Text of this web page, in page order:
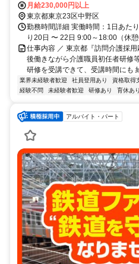
月給230,000円以上
東京都東京23区中野区
勤務時間詳細 実働時間：1日あた
り20日 〜 22日 9:00～18:00（休憩
仕事内容 ／ 東京都『訪問介護採
後働きながら介護職員初任者研修
研修を受講できて、受講時間にも
業界未経験者歓迎 社員登用あり 資格取得
経験不問
未経験者歓迎 研修あり 育休あり
アルバイト・パート